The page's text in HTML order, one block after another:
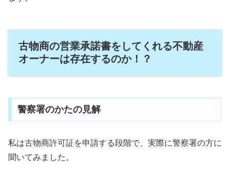
古物商の営業承諾書をしてくれる不動産
オーナーは存在するのか！？
警察署のかたの見解
私は古物商許可証を申請する段階で、実際に警察署の方に
聞いてみました。